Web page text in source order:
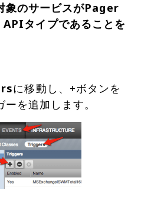
象のサービスがPager
タイプであることを
に移動し、+ボタンを